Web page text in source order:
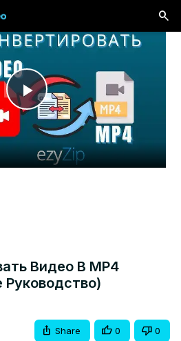
Play
Video
Видео В MP4
Share 0 0